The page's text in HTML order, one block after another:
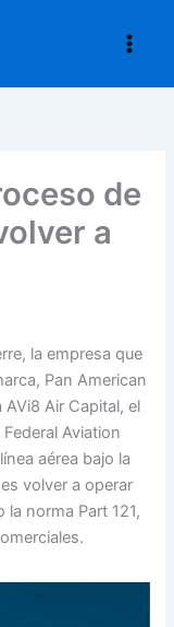
de
a
la empresa que
Pan American
Air Capital, el
Aviation
aérea bajo la
volver a operar
norma Part 121,